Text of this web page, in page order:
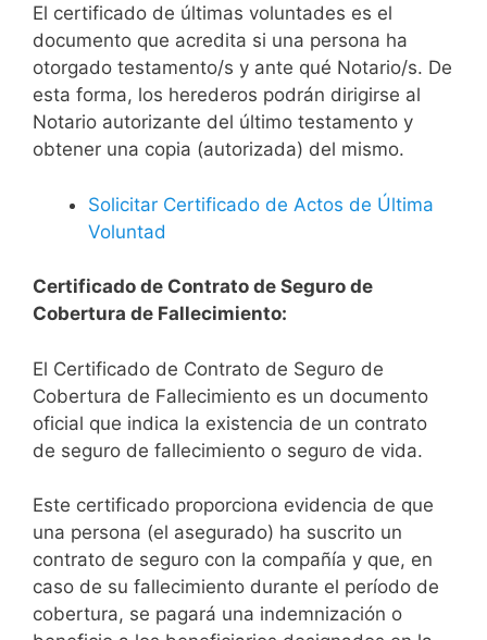
El certificado de últimas voluntades es el
documento que acredita si una persona ha
otorgado testamento/s y ante qué Notario/s. De
esta forma, los herederos podrán dirigirse al
Notario autorizante del último testamento y
obtener una copia (autorizada) del mismo.
Solicitar Certificado de Actos de Última
Voluntad
Certificado de Contrato de Seguro de
Cobertura de Fallecimiento:
El Certificado de Contrato de Seguro de
Cobertura de Fallecimiento es un documento
oficial que indica la existencia de un contrato
de seguro de fallecimiento o seguro de vida.
Este certificado proporciona evidencia de que
una persona (el asegurado) ha suscrito un
contrato de seguro con la compañía y que, en
caso de su fallecimiento durante el período de
cobertura, se pagará una indemnización o